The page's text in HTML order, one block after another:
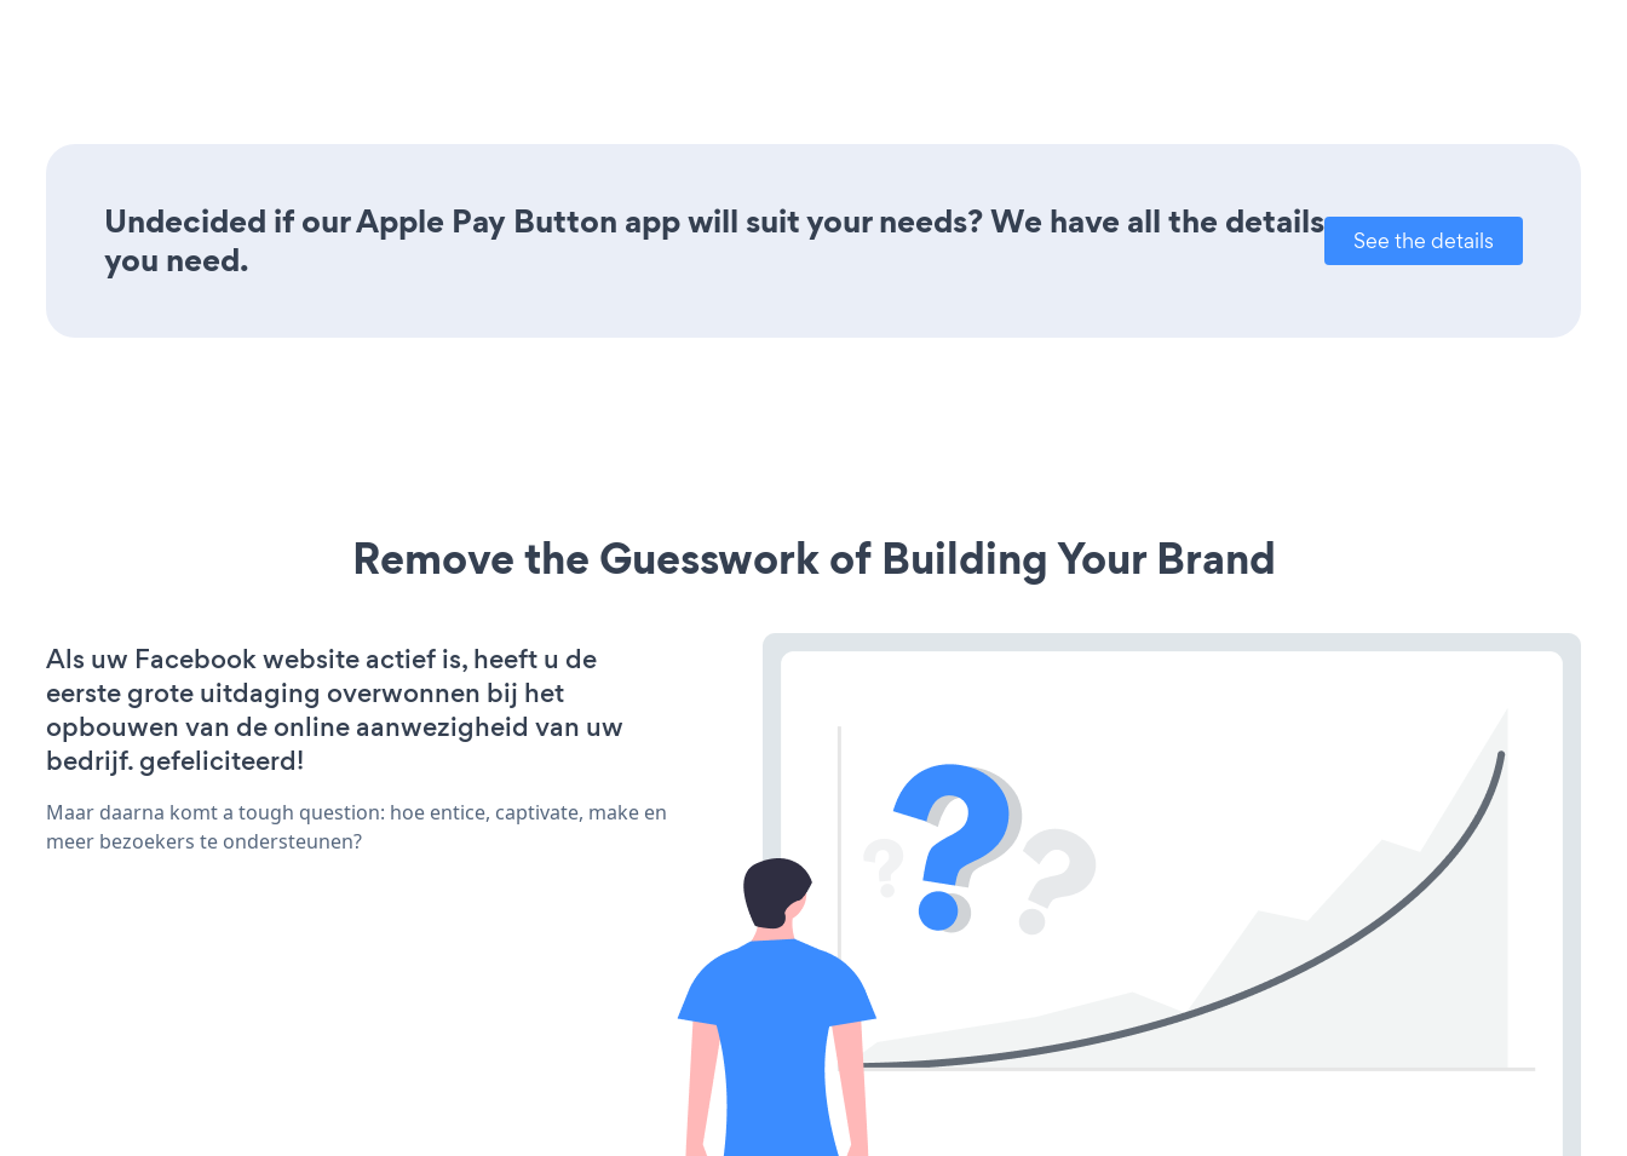
Undecided if our Apple Pay Button app will suit your needs? We have all the details
you need.
See the details
Remove the Guesswork of Building Your Brand
Als uw Facebook website actief is, heeft u de
eerste grote uitdaging overwonnen bij het
opbouwen van de online aanwezigheid van uw
bedrijf. gefeliciteerd!
Maar daarna komt a tough question: hoe entice, captivate, make en
meer bezoekers te ondersteunen?